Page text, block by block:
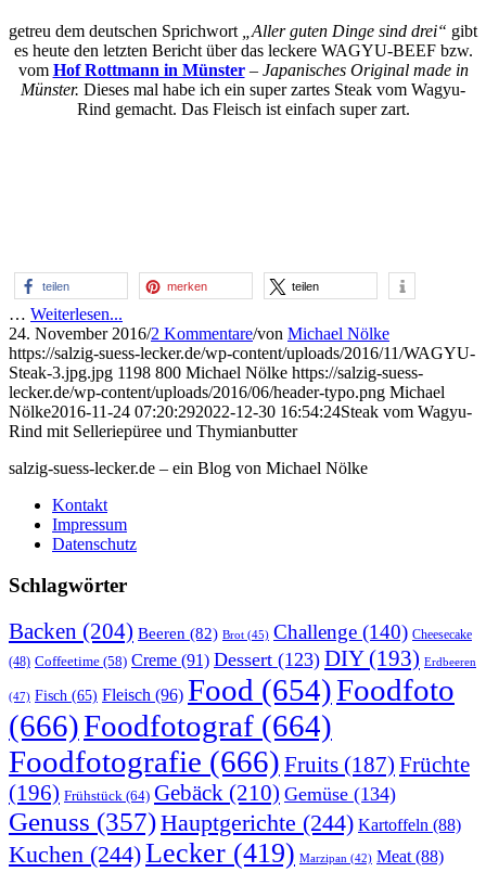
getreu dem deutschen Sprichwort „Aller guten Dinge sind drei“ gibt
es heute den letzten Bericht über das leckere WAGYU-BEEF bzw.
vom Hof Rottmann in Münster– Japanisches Original made in
Münster. Dieses mal habe ich ein super zartes Steak vom Wagyu-
Rind gemacht. Das Fleisch ist einfach super zart.
teilen merken teilen
… Weiterlesen...
24. November 2016/2 Kommentare/von Michael Nölke
https://salzig-suess-lecker.de/wp-content/uploads/2016/11/WAGYU-
Steak-3.jpg.jpg 1198 800 Michael Nölke https://salzig-suess-
lecker.de/wp-content/uploads/2016/06/header-typo.png Michael
Nölke2016-11-24 07:20:292022-12-30 16:54:24Steak vom Wagyu-
Rind mit Selleriepüree und Thymianbutter
salzig-suess-lecker.de – ein Blog von Michael Nölke
Kontakt
Impressum
Datenschutz
Schlagwörter
Backen (204) Beeren (82) Brot (45) Challenge (140) Cheesecake
(48) Coffeetime (58) Creme (91) Dessert (123) DIY(193) Erdbeeren
(47) Fisch (65) Fleisch (96) Food (654)Foodfoto
(666)Foodfotograf (664)
Foodfotografie (666) Fruits (187) Früchte
(196) Frühstück (64) Gebäck (210) Gemüse (134)
Genuss (357)Hauptgerichte (244) Kartoffeln (88)
Kuchen (244)Lecker (419) Marzipan (42) Meat (88)